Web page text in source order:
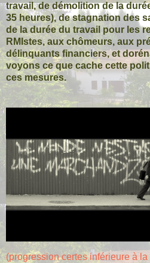
travail, de démolition de la
35 heures), de stagnation des
de la durée du travail pour les
RMIstes, aux chômeurs, aux
délinquants financiers, et
voyons ce que cache cette
ces mesures.
(progression certes inférieure à